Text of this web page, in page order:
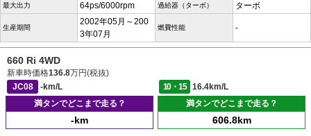
最大出力 64ps/6000rpm 過給器（ターボ） ターボ
生産期間
2002年05月～200
3年07月
燃費性能 -
660 Ri 4WD
新車時価格136.8万円(税抜)
JC08
-km/L 10・15
16.4km/L
満タンでどこまで走る？
-km
満タンでどこまで走る？
606.8km